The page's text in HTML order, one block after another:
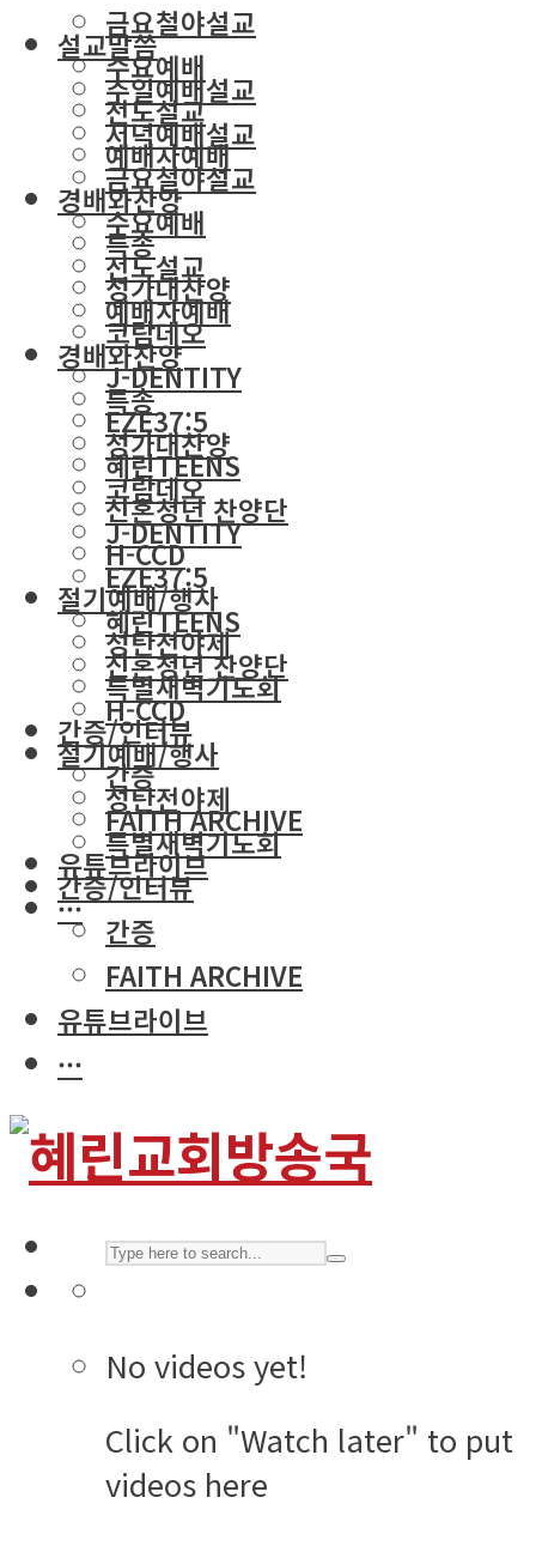
금요철야설교
수요예배
전도설교
예배자예배
경배와찬양
특송
성가대찬양
코람데오
J-DENTITY
EZE37:5
혜린TEENS
신혼청년 찬양단
H-CCD
절기예배/행사
성탄전야제
특별새벽기도회
간증/인터뷰
간증
FAITH ARCHIVE
유튜브라이브
···
설교말씀
주일예배설교
저녁예배설교
금요철야설교
수요예배
전도설교
예배자예배
경배와찬양
특송
성가대찬양
코람데오
J-DENTITY
EZE37:5
혜린TEENS
신혼청년 찬양단
H-CCD
절기예배/행사
성탄전야제
특별새벽기도회
간증/인터뷰
간증
FAITH ARCHIVE
유튜브라이브
···
No videos yet!
Click on "Watch later" to put
videos here